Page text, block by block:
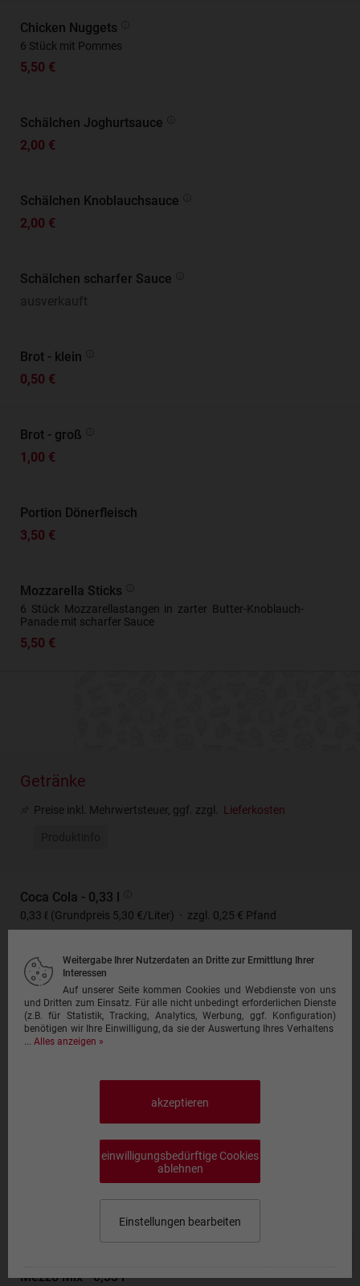
Chicken Nuggets
6 Stück mit Pommes
5,50 €
Schälchen Joghurtsauce
2,00 €
Schälchen Knoblauchsauce
2,00 €
Schälchen scharfer Sauce
ausverkauft
Brot - klein
0,50 €
Brot - groß
1,00 €
Portion Dönerfleisch
3,50 €
Mozzarella Sticks
6 Stück Mozzarellastangen in zarter Butter-Knoblauch-
Panade mit scharfer Sauce
5,50 €
Getränke
Preise inkl. Mehrwertsteuer, ggf. zzgl. Lieferkosten
Coca Cola - 0,33 l
0,33 ℓ (Grundpreis 5,30 €/Liter) · zzgl. 0,25 € Pfand
Coca Cola - 1 l
1,00 ℓ (Grundpreis 2,75 €/Liter)·zzgl. 0,25 € Pfand
2,75 € + 0,25 € Pfand
0,33 ℓ (Grundpreis 5,30 €/Liter)·zzgl. 0,25 € Pfand
1,75 € + 0,25 € Pfand
1,00 ℓ (Grundpreis 2,75 €/Liter)·zzgl. 0,25 € Pfand
2,75 € + 0,25 € Pfand
Mezzo Mix - 0,33 l
Weitergabe Ihrer Nutzerdaten an Dritte zur Ermittlung Ihrer
Interessen
Auf unserer Seite kommen Cookies und Webdienste von uns
und Dritten zum Einsatz. Für alle nicht unbedingt erforderlichen Dienste
(z.B. für Statistik, Tracking, Analytics, Werbung, ggf. Konfiguration)
benötigen wir Ihre Einwilligung, da sie der Auswertung Ihres Verhaltens
... Alles anzeigen »
akzeptieren
einwilligungsbedürftige Cookies
ablehnen
Einstellungen bearbeiten